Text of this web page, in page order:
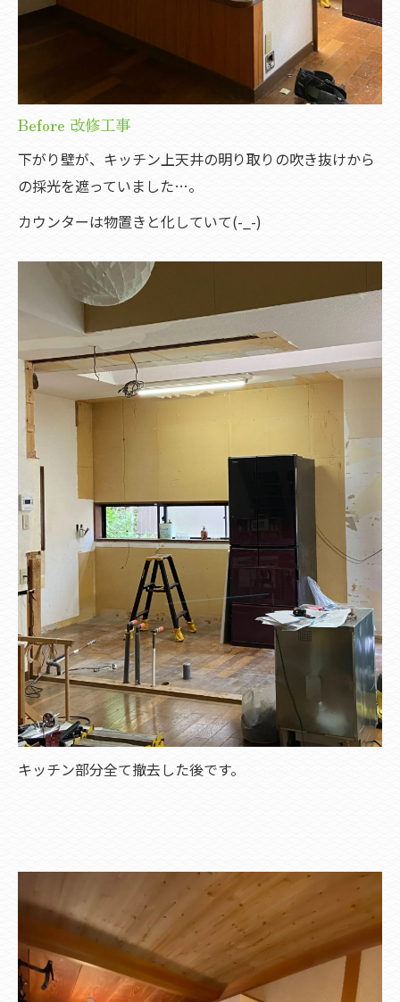
Before 改修工事
下がり壁が、キッチン上天井の明り取りの吹き抜けから
の採光を遮っていました…。
カウンターは物置きと化していて(-_-)
キッチン部分全て撤去した後です。